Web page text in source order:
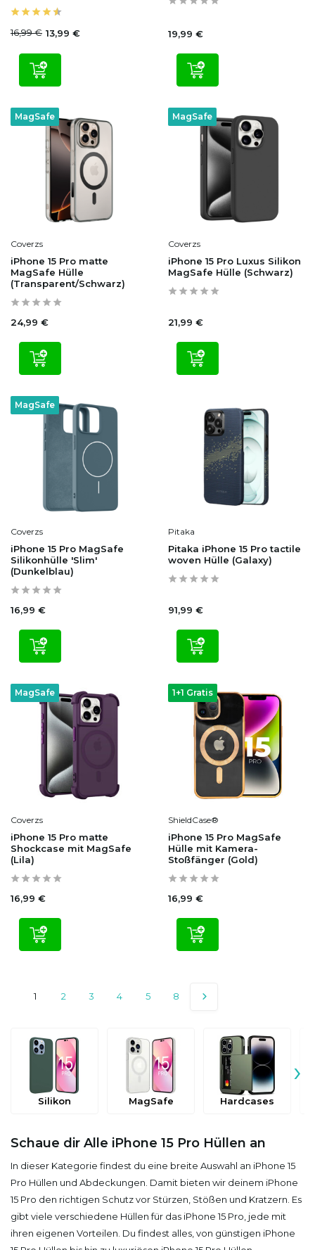
16,99 € 13,99 € 19,99 €
MagSafe
Coverzs
iPhone 15 Pro matte
MagSafe Hülle
(Transparent/Schwarz)
24,99 €
MagSafe
Coverzs
iPhone 15 Pro Luxus Silikon
MagSafe Hülle (Schwarz)
21,99 €
MagSafe
Coverzs
iPhone 15 Pro MagSafe
Silikonhülle 'Slim'
(Dunkelblau)
16,99 €
Pitaka
Pitaka iPhone 15 Pro tactile
woven Hülle (Galaxy)
91,99 €
MagSafe
Coverzs
iPhone 15 Pro matte
Shockcase mit MagSafe
(Lila)
16,99 €
1+1 Gratis
ShieldCase®
iPhone 15 Pro MagSafe
Hülle mit Kamera-
Stoßfänger (Gold)
16,99 €
1 2 3 4 5 8
Silikon MagSafe Hardcases
›
Schaue dir Alle iPhone 15 Pro Hüllen an
In dieser Kategorie findest du eine breite Auswahl an iPhone 15
Pro Hüllen und Abdeckungen. Damit bieten wir deinem iPhone
15 Pro den richtigen Schutz vor Stürzen, Stößen und Kratzern. Es
gibt viele verschiedene Hüllen für das iPhone 15 Pro, jede mit
ihren eigenen Vorteilen. Du findest alles, von günstigen iPhone